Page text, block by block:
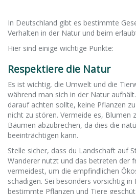
In Deutschland gibt es bestimmte
Verhalten in der Natur und beim
Hier sind einige wichtige Punkte:
Respektiere die Natur
Es ist wichtig, die Umwelt und die
während man sich in der Natur
darauf achten sollte, keine Pflanzen
nicht zu stören. Vermeide es, Blumen
Bäumen abzubrechen, da dies die
beeinträchtigen kann.
Stelle sicher, dass du Landschaft auf
Wanderer nutzt und das betreten der
vermeidest, um die empfindlichen
schädigen. Sei besonders vorsichtig
bestimmte Pflanzen und Tiere